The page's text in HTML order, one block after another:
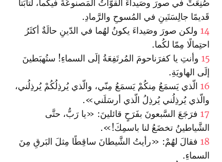
صُنِعَتْ في صورَ وصَيداءَ القوّاتُ المَصنوعَةُ فيكُما، لَتابَتا
قَديمًا جالِسَتَينِ في المُسوحِ والرَّمادِ.
14 ولكن صورَ وصَيداءَ يكونُ لهُما في الدّينِ حالَةٌ أكثَرُ
احتِمالًا مِمّا لكُما.
15 وأنتِ يا كفرَناحومَ المُرتَفِعَةُ إلَى السماءِ! ستُهبَطينَ
إلَى الهاويَةِ.
16 الّذي يَسمَعُ مِنكُمْ يَسمَعُ مِنّي، والّذي يُرذِلُكُمْ يُرذِلُني،
والّذي يُرذِلُني يُرذِلُ الّذي أرسَلَني».
17 فرَجَعَ السَّبعونَ بفَرَحٍ قائلينَ: «يا رَبُّ، حتَّى
الشَّياطينُ تخضَعُ لنا باسمِكَ!».
18 فقالَ لهُمْ: «رأيتُ الشَّيطانَ ساقِطًا مِثلَ البَرقِ مِنَ
السماءِ.